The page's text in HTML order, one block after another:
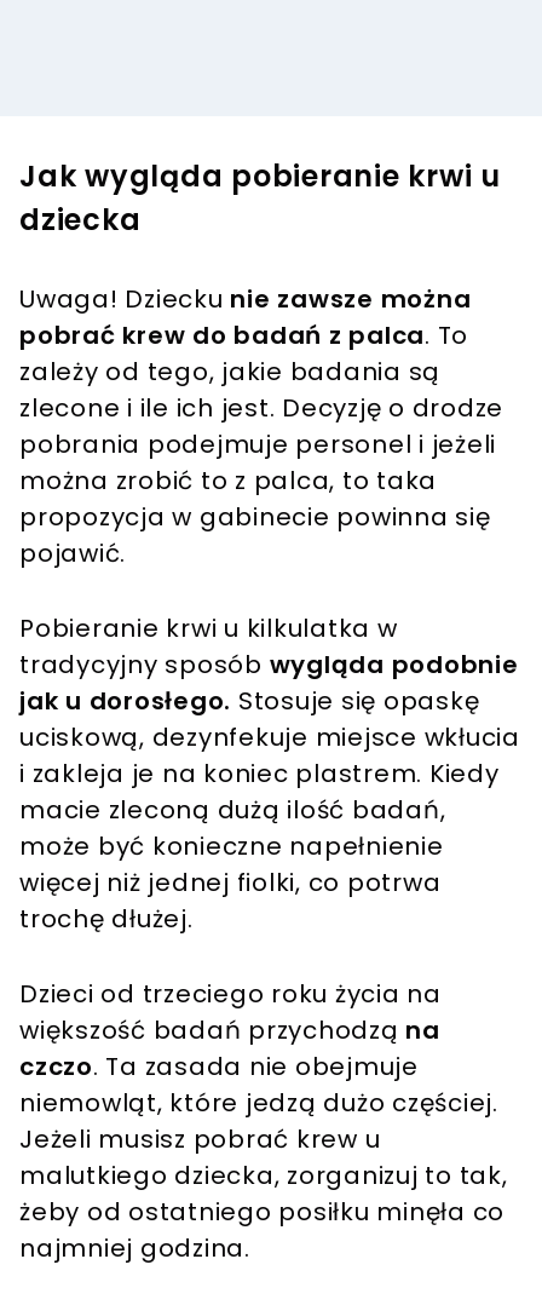
Jak wygląda pobieranie krwi u
dziecka
Uwaga! Dziecku nie zawsze można
pobrać krew do badań z palca. To
zależy od tego, jakie badania są
zlecone i ile ich jest. Decyzję o drodze
pobrania podejmuje personel i jeżeli
można zrobić to z palca, to taka
propozycja w gabinecie powinna się
pojawić.
Pobieranie krwi u kilkulatka w
tradycyjny sposób wygląda podobnie
jak u dorosłego. Stosuje się opaskę
uciskową, dezynfekuje miejsce wkłucia
i zakleja je na koniec plastrem. Kiedy
macie zleconą dużą ilość badań,
może być konieczne napełnienie
więcej niż jednej fiolki, co potrwa
trochę dłużej.
Dzieci od trzeciego roku życia na
większość badań przychodzą na
czczo. Ta zasada nie obejmuje
niemowląt, które jedzą dużo częściej.
Jeżeli musisz pobrać krew u
malutkiego dziecka, zorganizuj to tak,
żeby od ostatniego posiłku minęła co
najmniej godzina.